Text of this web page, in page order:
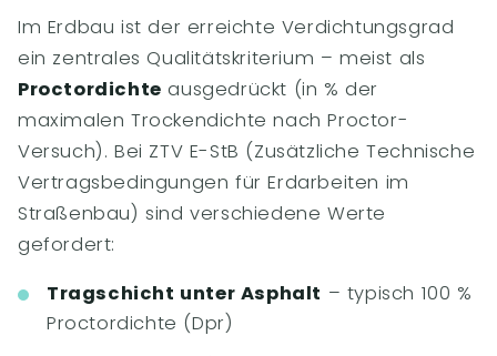
Im Erdbau ist der erreichte Verdichtungsgrad
ein zentrales Qualitätskriterium – meist als
Proctordichte ausgedrückt (in % der
maximalen Trockendichte nach Proctor-
Versuch). Bei ZTV E-StB (Zusätzliche Technische
Vertragsbedingungen für Erdarbeiten im
Straßenbau) sind verschiedene Werte
gefordert:
Tragschicht unter Asphalt – typisch 100 %
Proctordichte (Dpr)